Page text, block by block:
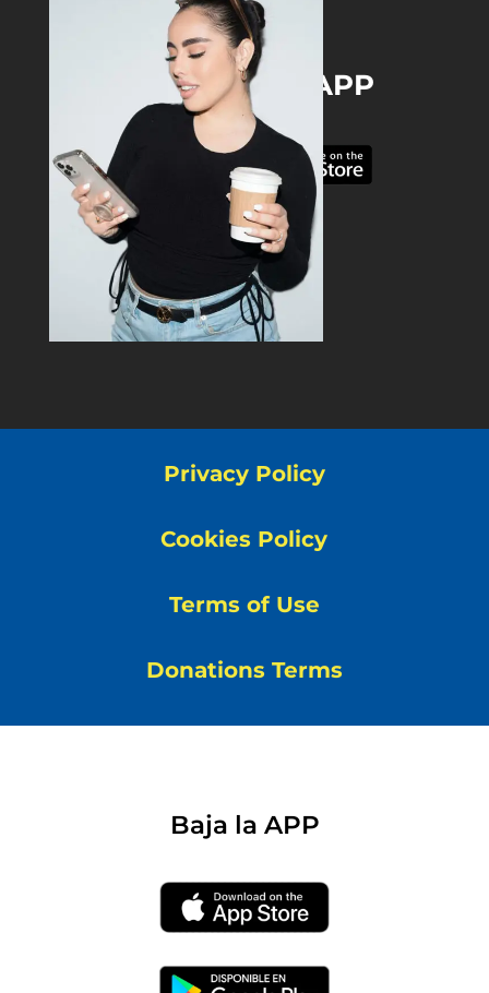
DOWNLOAD THE APP
Privacy Policy
Cookies Policy
Terms of Use
Donations Terms
Baja la APP